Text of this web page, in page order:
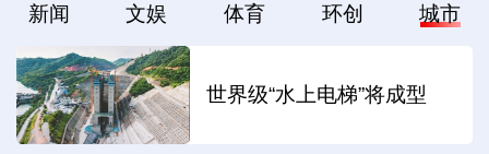
新闻 文娱 体育 环创 城市
世界级“水上电梯”将成型